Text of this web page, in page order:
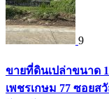
9
ขายที่ดินเปล่าขนาด
เพชรเกษม 77 ซอยส